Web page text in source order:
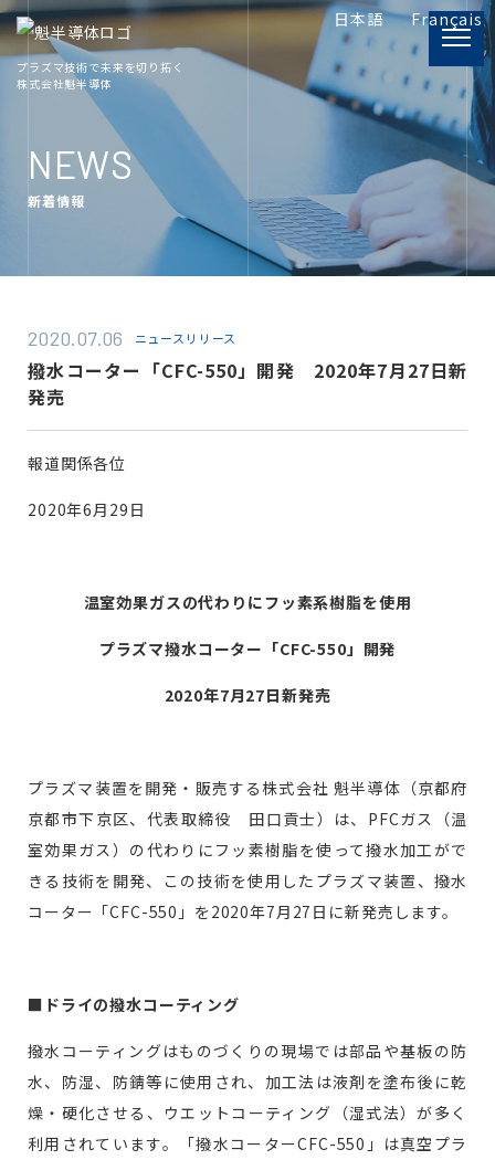
日本語 Français
プラズマ技術で未来を切り拓く
株式会社魁半導体
PRODUCT
INFORMATION
会社概要
RECRUIT
お問い合わせ
NEWS
新着情報
2020.07.06 ニュースリリース
撥水コーター「CFC-550」開発 2020年7月27日新
発売
報道関係各位
2020年6月29日
温室効果ガスの代わりにフッ素系樹脂を使用
プラズマ撥水コーター「CFC-550」開発
2020年7月27日新発売
プラズマ装置を開発・販売する株式会社 魁半導体（京都府
京都市下京区、代表取締役 田口貢士）は、PFCガス（温
室効果ガス）の代わりにフッ素樹脂を使って撥水加工がで
きる技術を開発、この技術を使用したプラズマ装置、撥水
コーター「CFC-550」を2020年7月27日に新発売します。
■ドライの撥水コーティング
撥水コーティングはものづくりの現場では部品や基板の防
水、防湿、防錆等に使用され、加工法は液剤を塗布後に乾
燥・硬化させる、ウエットコーティング（湿式法）が多く
利用されています。「撥水コーターCFC-550」は真空プラ